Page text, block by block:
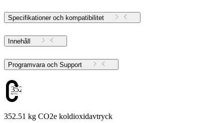
Specifikationer och kompatibilitet
Innehåll
Programvara och Support
352.51
352.51 kg CO2e koldioxidavtryck